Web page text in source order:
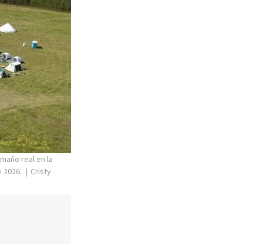
real en la
Cristy